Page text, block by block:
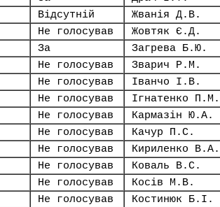
Відсутній Жванія Д.В.
Не голосував Жовтяк Є.Д.
За Загрева Б.Ю.
Не голосував Зварич Р.М.
Не голосував Іванчо І.В.
Не голосував Ігнатенко П.М.
Не голосував Кармазін Ю.А.
Не голосував Качур П.С.
Не голосував Кириленко В.А.
Не голосував Коваль В.С.
Не голосував Косів М.В.
Не голосував Костинюк Б.І.